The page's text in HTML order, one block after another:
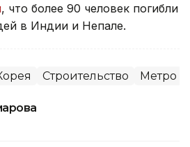
, что более 90 человек погибли
в Индии и Непале.
Строительство Метро